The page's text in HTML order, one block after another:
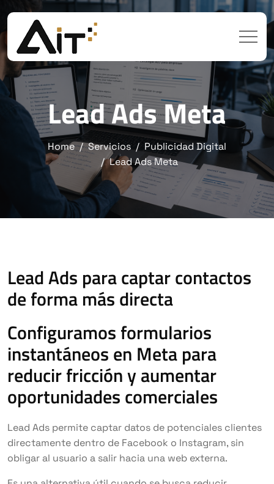
Lead Ads Meta
Home Servicios
Publicidad Digital
Lead Ads Meta
Lead Ads para captar contactos
de forma más directa
Configuramos formularios
instantáneos en Meta para
reducir fricción y aumentar
oportunidades comerciales
Lead Ads permite captar datos de potenciales clientes
directamente dentro de Facebook o Instagram, sin
obligar al usuario a salir hacia una web externa.